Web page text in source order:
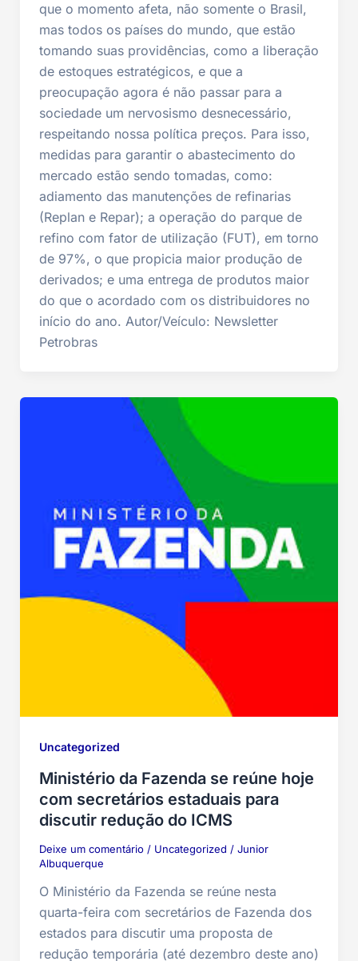
que o momento afeta, não somente o Brasil,
mas todos os países do mundo, que estão
tomando suas providências, como a liberação
de estoques estratégicos, e que a
preocupação agora é não passar para a
sociedade um nervosismo desnecessário,
respeitando nossa política preços. Para isso,
medidas para garantir o abastecimento do
mercado estão sendo tomadas, como:
adiamento das manutenções de refinarias
(Replan e Repar); a operação do parque de
refino com fator de utilização (FUT), em torno
de 97%, o que propicia maior produção de
derivados; e uma entrega de produtos maior
do que o acordado com os distribuidores no
início do ano. Autor/Veículo: Newsletter
Petrobras
Uncategorized
Ministério da Fazenda se reúne hoje
com secretários estaduais para
discutir redução do ICMS
Deixe um comentário / Uncategorized / Junior
Albuquerque
O Ministério da Fazenda se reúne nesta
quarta-feira com secretários de Fazenda dos
estados para discutir uma proposta de
redução temporária (até dezembro deste ano)